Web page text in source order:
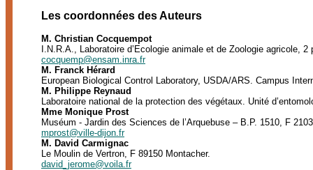
Les coordonnées des Auteurs
M. Christian Cocquempot
I.N.R.A., Laboratoire d’Ecologie animale et de Zoologie agricole,
cocquemp@ensam.inra.fr
M. Franck Hérard
European Biological Control Laboratory, USDA/ARS. Campus
M. Philippe Reynaud
Laboratoire national de la protection des végétaux. Unité
Mme Monique Prost
Muséum - Jardin des Sciences de l’Arquebuse – B.P. 1510, F
mprost@ville-dijon.fr
M. David Carmignac
Le Moulin de Vertron, F 89150 Montacher.
david_jerome@voila.fr